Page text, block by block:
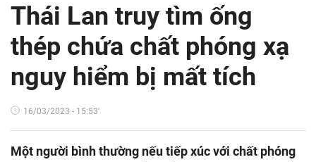
Thái Lan truy tìm ống
thép chứa chất phóng xạ
nguy hiểm bị mất tích
16/03/2023 - 15:53'
Một người bình thường nếu tiếp xúc với chất phóng